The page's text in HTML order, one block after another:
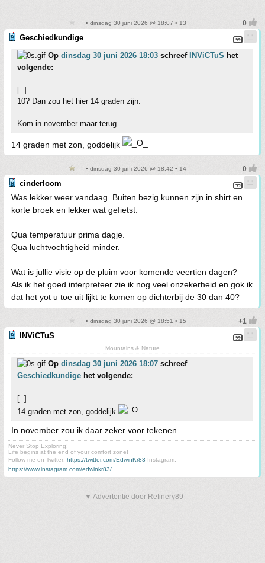
• dinsdag 30 juni 2026 @ 18:07 • 13
Geschiedkundige
Op dinsdag 30 juni 2026 18:03 schreef INViCTuS het
volgende:
[..]
10? Dan zou het hier 14 graden zijn.
Kom in november maar terug
14 graden met zon, goddelijk
• dinsdag 30 juni 2026 @ 18:42 • 14
cinderloom
Was lekker weer vandaag. Buiten bezig kunnen zijn in shirt en
korte broek en lekker wat gefietst.
Qua temperatuur prima dagje.
Qua luchtvochtigheid minder.
Wat is jullie visie op de pluim voor komende veertien dagen?
Als ik het goed interpreteer zie ik nog veel onzekerheid en gok ik
dat het yot u toe uit lijkt te komen op dichterbij de 30 dan 40?
• dinsdag 30 juni 2026 @ 18:51 • 15
INViCTuS
Mountains & Nature
Op dinsdag 30 juni 2026 18:07 schreef
Geschiedkundige het volgende:
[..]
14 graden met zon, goddelijk
In november zou ik daar zeker voor tekenen.
Never Stop Exploring!
Life begins at the end of your comfort zone!
Follow me on Twitter: https://twitter.com/EdwinKr83 Instagram:
https://www.instagram.com/edwinkr83/
▼ Advertentie door Refinery89